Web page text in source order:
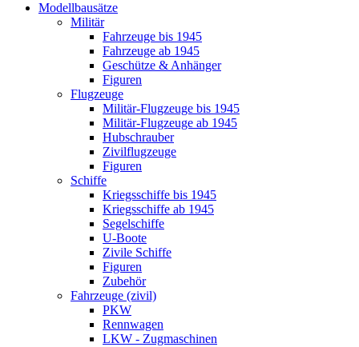
Modellbausätze
Militär
Fahrzeuge bis 1945
Fahrzeuge ab 1945
Geschütze & Anhänger
Figuren
Flugzeuge
Militär-Flugzeuge bis 1945
Militär-Flugzeuge ab 1945
Hubschrauber
Zivilflugzeuge
Figuren
Schiffe
Kriegsschiffe bis 1945
Kriegsschiffe ab 1945
Segelschiffe
U-Boote
Zivile Schiffe
Figuren
Zubehör
Fahrzeuge (zivil)
PKW
Rennwagen
LKW - Zugmaschinen